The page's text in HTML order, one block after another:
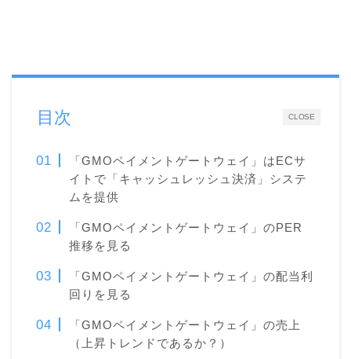
CLOSE
目次
「GMOペイメントゲートウェイ」はECサ
イトで「キャッシュレッシュ決済」システ
ムを提供
「GMOペイメントゲートウェイ」のPER
推移を見る
「GMOペイメントゲートウェイ」の配当利
回りを見る
「GMOペイメントゲートウェイ」の売上
（上昇トレンドであるか？）